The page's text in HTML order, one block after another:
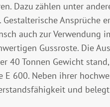
Dazu zählen unter
Ansprüche
auch zur Verwendung
Gussroste. Die
40 Tonnen Gewicht
E 600. Neben ihrer
und